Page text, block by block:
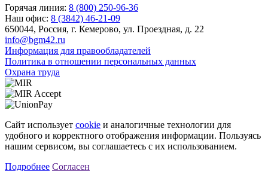
Горячая линия: 8 (800) 250-96-36
Наш офис: 8 (3842) 46-21-09
650044, Россия, г. Кемерово, ул. Проездная, д. 22
info@bgm42.ru
Информация для правообладателей
Политика в отношении персональных данных
Охрана труда
Сайт использует cookie и аналогичные технологии для
удобного и корректного отображения информации. Пользуясь
нашим сервисом, вы соглашаетесь с их использованием.
Подробнее Согласен